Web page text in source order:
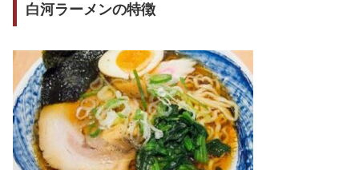
白河ラーメンの特徴